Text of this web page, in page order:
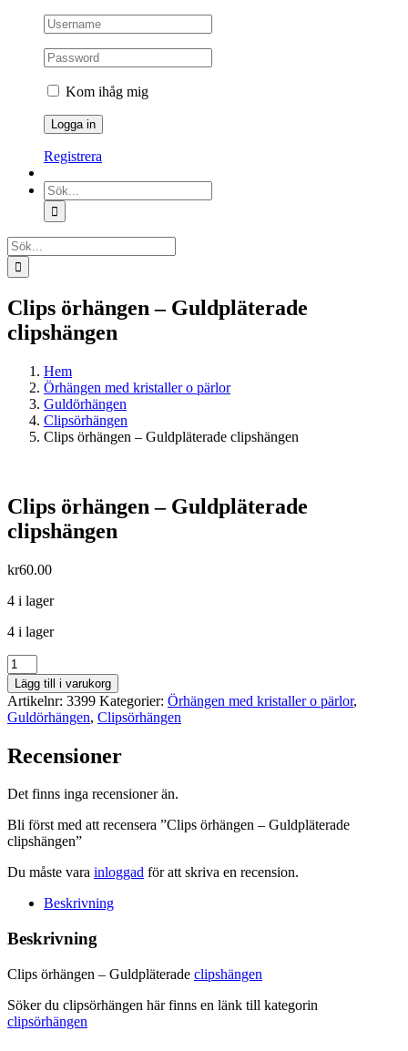
Kom ihåg mig
Registrera
Sök
efter:
Sök
efter:
Clips örhängen – Guldpläterade
clipshängen
Hem
Örhängen med kristaller o pärlor
Guldörhängen
Clipsörhängen
Clips örhängen – Guldpläterade clipshängen
Clips örhängen – Guldpläterade
clipshängen
kr60.00
4 i lager
4 i lager
Clips
örhängen
-
Guldpläterade
clipshängen
Lägg till i varukorg
Artikelnr: 3399 Kategorier: Örhängen med kristaller o pärlor,
Guldörhängen, Clipsörhängen
Recensioner
Det finns inga recensioner än.
Bli först med att recensera ”Clips örhängen – Guldpläterade
clipshängen”
Du måste vara inloggad för att skriva en recension.
Beskrivning
Beskrivning
Clips örhängen – Guldpläterade clipshängen
Söker du clipsörhängen här finns en länk till kategorin
clipsörhängen